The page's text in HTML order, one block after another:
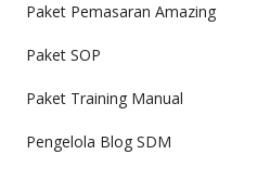
Paket Pemasaran Amazing
Paket SOP
Paket Training Manual
Pengelola Blog SDM